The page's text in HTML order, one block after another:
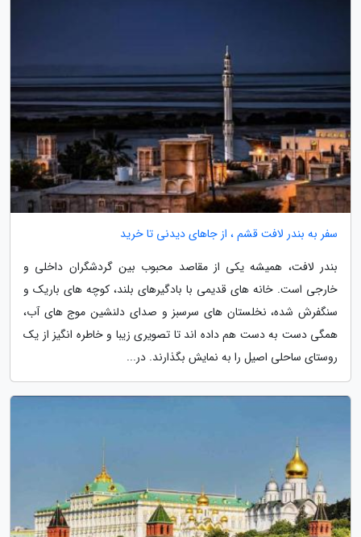
سفر به بندر لافت قشم ، از جاهای دیدنی تا خرید
بندر لافت، همیشه یکی از مقاصد محبوب بین گردشگران داخلی و
خارجی است. خانه های قدیمی با بادگیرهای بلند، کوچه های باریک و
سنگفرش شده، نخلستان های سرسبز و صدای دلنشین موج های آب،
همگی دست به دست هم داده اند تا تصویری زیبا و خاطره انگیز از یک
روستای ساحلی اصیل را به نمایش بگذارند. در...